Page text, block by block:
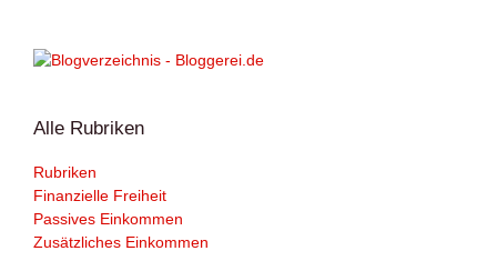
Alle Rubriken
Rubriken
Finanzielle Freiheit
Passives Einkommen
Zusätzliches Einkommen